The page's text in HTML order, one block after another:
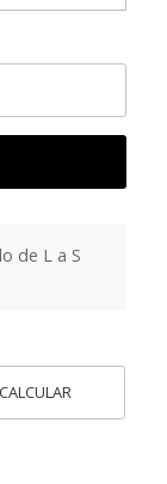
de L a S
CALCULAR